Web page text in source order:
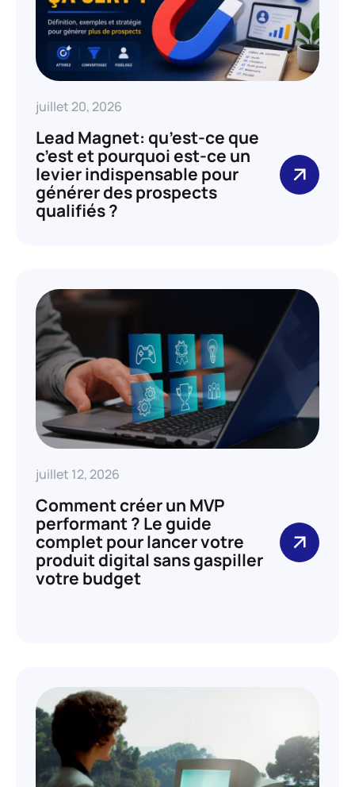
juillet 20, 2026
Lead Magnet: qu’est-ce que
c’est et pourquoi est-ce un
levier indispensable pour
générer des prospects
qualifiés ?
juillet 12, 2026
Comment créer un MVP
performant ? Le guide
complet pour lancer votre
produit digital sans gaspiller
votre budget